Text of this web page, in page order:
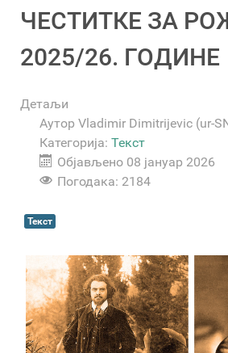
ЧЕСТИТКЕ ЗА
2025/26. ГОДИНЕ
Детаљи
Аутор Vladimir Dimitrijevic (ur-
Категорија: Текст
Објављено 08 јануар 2026
Погодака: 2184
Текст